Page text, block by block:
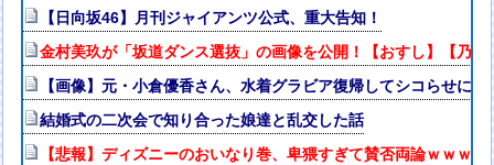
【日向坂46】月刊ジャイアンツ公式、重大告知！
金村美玖が「坂道ダンス選抜」の画像を公開！【おすし】【乃
【画像】元・小倉優香さん、水着グラビア復帰してシコらせにく
結婚式の二次会で知り合った娘達と乱交した話
【悲報】ディズニーのおいなり巻、卑猥すぎて賛否両論ｗｗｗｗ